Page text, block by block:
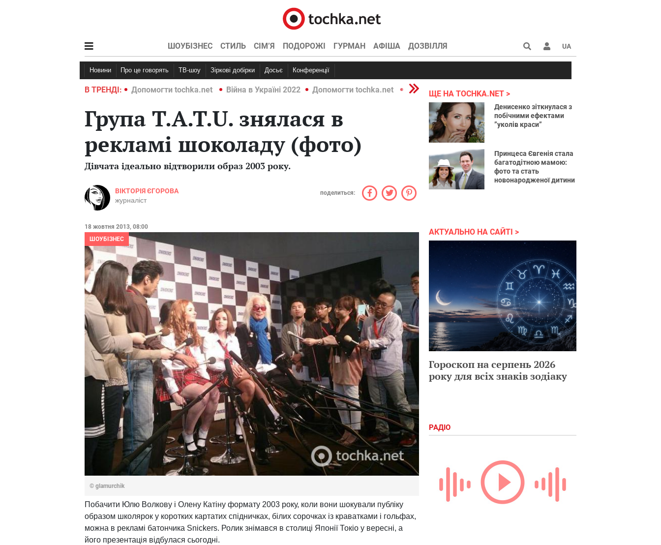
ШОУБІЗНЕС СТИЛЬ СІМ’Я ПОДОРОЖІ ГУРМАН АФІША ДОЗВІЛЛЯ UA
Новини Про це говорять ТВ-шоу Зіркові добірки Досьє Конференції
В ТРЕНДІ:
Війна в Україні 2022 Допомогти tochka.net Війна в Україні 2022 Допомогти tochka.net Війна в Україні 2022
Група T.A.T.U. знялася в
рекламі шоколаду (фото)
Дівчата ідеально відтворили образ 2003 року.
ВІКТОРІЯ ЄГОРОВА
журналіст
поделиться:
18 жовтня 2013, 08:00
ШОУБІЗНЕС
© glamurchik
Побачити Юлю Волкову і Олену Катіну формату 2003 року, коли вони шокували публіку
образом школярок у коротких картатих спідничках, білих сорочках із краватками і гольфах,
можна в рекламі батончика Snickers. Ролик знімався в столиці Японії Токіо у вересні, а
його презентація відбулася сьогодні.
ЩЕ НА TOCHKA.NET
Денисенко зіткнулася з
побічними ефектами
”уколів краси”
Принцеса Євгенія стала
багатодітною мамою:
фото та стать
новонародженої дитини
АКТУАЛЬНО НА САЙТІ
Гороскоп на серпень 2026
року для всіх знаків зодіаку
РАДІО